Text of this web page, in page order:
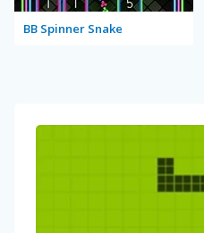
BB Spinner Snake